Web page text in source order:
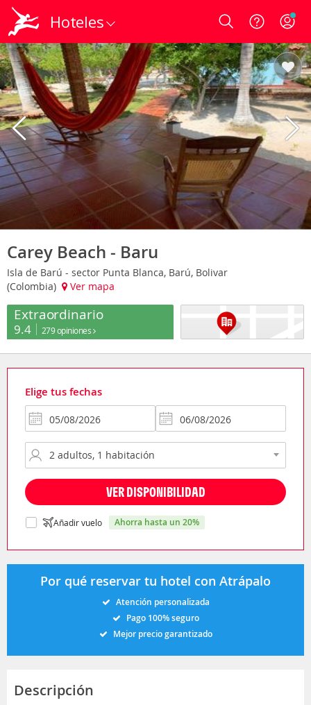
Hoteles Login
Carey Beach - Baru
Isla de Barú - sector Punta Blanca, Barú, Bolivar
(Colombia)
Ver mapa
Extraordinario
9.4 279 opiniones
Elige tus fechas
VER DISPONIBILIDAD
Añadir vuelo ahorra hasta un 20%
Por qué reservar tu hotel con Atrápalo
Atención personalizada
Pago 100% seguro
Mejor precio garantizado
Descripción